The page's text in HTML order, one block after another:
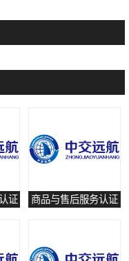
证 商品与售后服务认证